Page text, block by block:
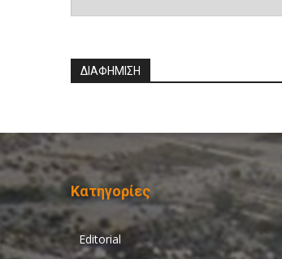
ΔΙΑΦΗΜΙΣΗ
Κατηγορίες
Editorial